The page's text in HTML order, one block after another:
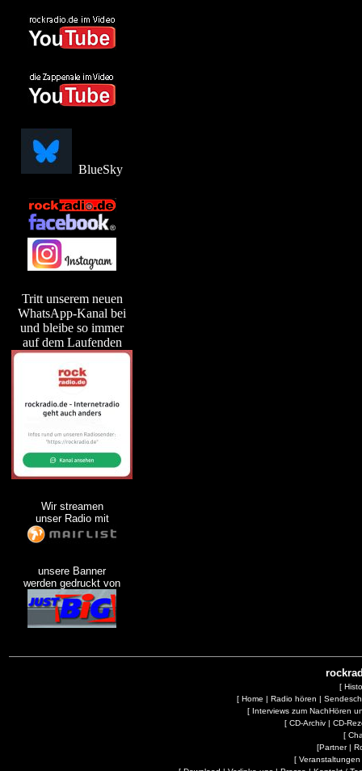
BlueSky
Tritt unserem neuen
WhatsApp-Kanal bei
und bleibe so immer
auf dem Laufenden
Wir streamen
unser Radio mit
unsere Banner
werden gedruckt von
[
[ Home | Radio hören |
[ Interviews zum NachHören
[ CD-Archiv| CD-
[
[Partner|
[ Veranstaltungen